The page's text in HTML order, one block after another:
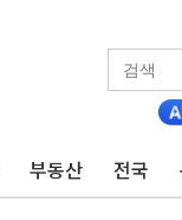
부동산 전국